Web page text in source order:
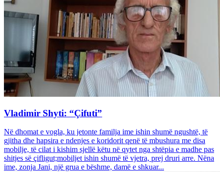
Vladimir Shyti: “Çifuti”
Në dhomat e vogla, ku jetonte familja ime ishin shumë ngushtë, të
gjitha dhe hapsira e ndenjes e koridorit qenë të mbushura me disa
mobilje, të cilat i kishim sjellë këtu në qytet nga shtëpia e madhe pas
shitjes së çifligut;mobiljet ishin shumë të vjetra, prej druri arre. Nëna
ime, zonja Jani, një grua e bëshme, damë e shkuar...